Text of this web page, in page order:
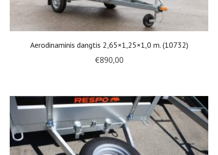
Aerodinaminis dangtis 2,65×1,25×1,0 m. (10732)
€890,00